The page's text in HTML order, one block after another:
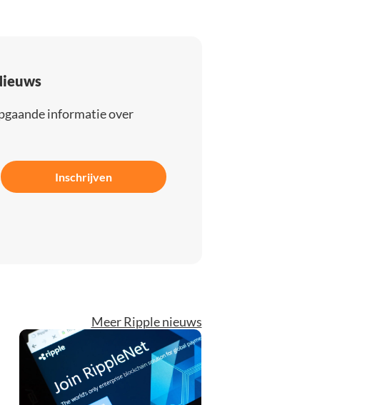
informatie over
Inschrijven
Meer Ripple nieuws